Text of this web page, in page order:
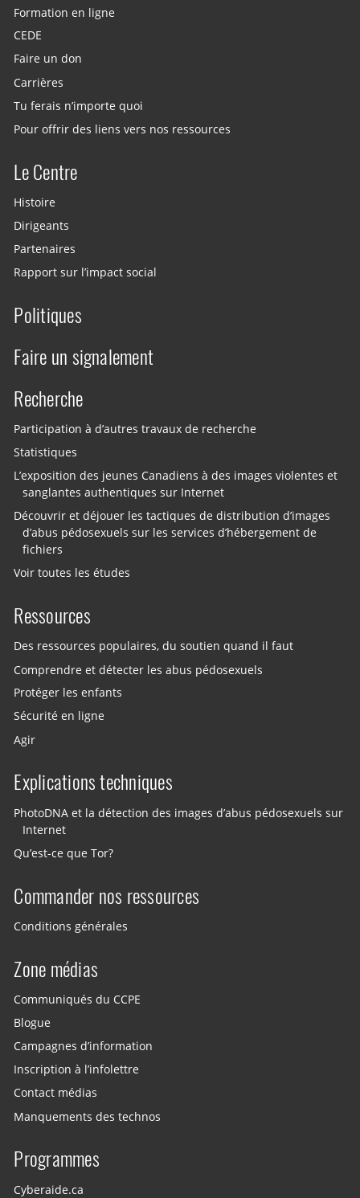
Formation en ligne
CEDE
Faire un don
Carrières
Tu ferais n’importe quoi
Pour offrir des liens vers nos ressources
Le Centre
Histoire
Dirigeants
Partenaires
Rapport sur l’impact social
Politiques
Faire un signalement
Recherche
Participation à d’autres travaux de recherche
Statistiques
L’exposition des jeunes Canadiens à des images violentes et
sanglantes authentiques sur Internet
Découvrir et déjouer les tactiques de distribution d’images
d’abus pédosexuels sur les services d’hébergement de
fichiers
Voir toutes les études
Ressources
Des ressources populaires, du soutien quand il faut
Comprendre et détecter les abus pédosexuels
Protéger les enfants
Sécurité en ligne
Agir
Explications techniques
PhotoDNA et la détection des images d’abus pédosexuels sur
Internet
Qu’est-ce que Tor?
Commander nos ressources
Conditions générales
Zone médias
Communiqués du CCPE
Blogue
Campagnes d’information
Inscription à l’infolettre
Contact médias
Manquements des technos
Programmes
Cyberaide.ca